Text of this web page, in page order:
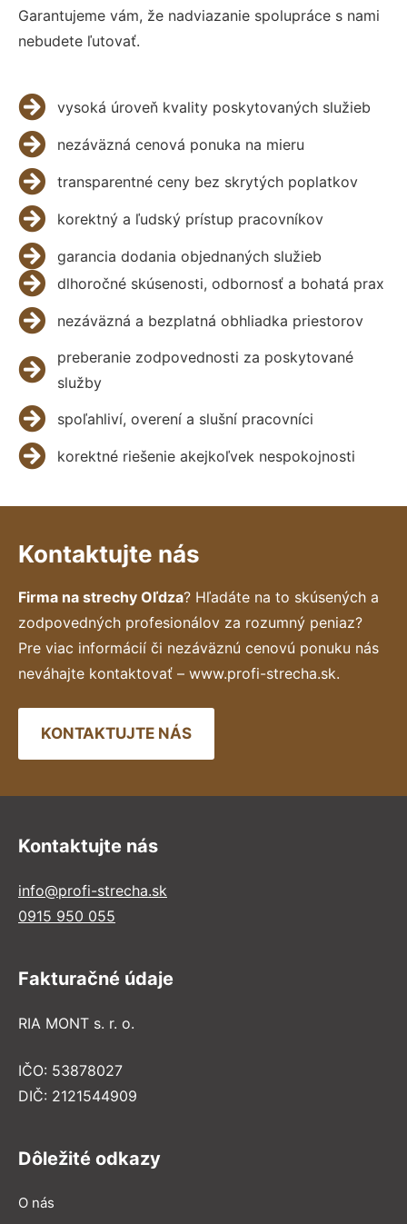
Garantujeme vám, že nadviazanie spolupráce s nami
nebudete ľutovať.
vysoká úroveň kvality poskytovaných služieb
nezáväzná cenová ponuka na mieru
transparentné ceny bez skrytých poplatkov
korektný a ľudský prístup pracovníkov
garancia dodania objednaných služieb
dlhoročné skúsenosti, odbornosť a bohatá prax
nezáväzná a bezplatná obhliadka priestorov
preberanie zodpovednosti za poskytované
služby
spoľahliví, overení a slušní pracovníci
korektné riešenie akejkoľvek nespokojnosti
Kontaktujte nás
Firma na strechy Oľdza? Hľadáte na to skúsených a
zodpovedných profesionálov za rozumný peniaz?
Pre viac informácií či nezáväznú cenovú ponuku nás
neváhajte kontaktovať – www.profi-strecha.sk.
KONTAKTUJTE NÁS
Kontaktujte nás
info@profi-strecha.sk
0915 950 055
Fakturačné údaje
RIA MONT s. r. o.
IČO: 53878027
DIČ: 2121544909
Dôležité odkazy
O nás